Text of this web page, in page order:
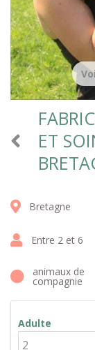
ET
Bretagne
Entre 2 et 6
animaux de
compagnie
Adulte